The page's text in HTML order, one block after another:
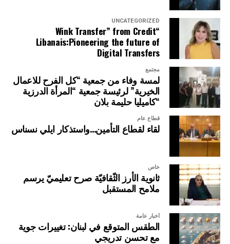
UNCATEGORIZED
“Wink Transfer” from Credit
Libanais:Pioneering the future of
Digital Transfers
مجتمع
لمسة وفاء من جمعية “كل الفرح للاعمال
الخيرية” لرئيسة جمعية “المرأة الدرزية
“كاميليا حليمة بلان
قطاع عام
لقاء لقطاع التأمين…واستذكار ايلي نسناس
خاص
ثانوية الأرز الثّقافيّة صرح تعليميّ يرسم
ملامح المستقبل
أخبار عامة
الطقس المتوقع في لبنان: تغييرات جوية
مع تحسن تدريجي